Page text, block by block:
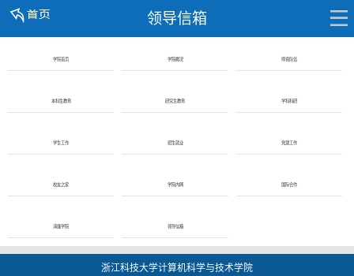
领导信箱
学院首页 学院概况 师资队伍
本科生教育 研究生教育 学科科研
学生工作 招生就业 党建工作
校友之家 学院内网 国际合作
清廉学院 领导信箱
浙江科技大学计算机科学与技术学院